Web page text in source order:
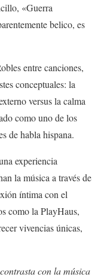
«Guerra
belico, es
entre canciones,
conceptuales: la
versus la calma
como uno de los
de habla hispana.
experiencia
la música a través de
íntima con el
como la PlayHaus,
vivencias únicas,
con la música